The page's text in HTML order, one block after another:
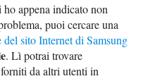
appena indicato non
puoi cercare una
del sito Internet di Samsung
. Lì potrai trovare
da altri utenti in